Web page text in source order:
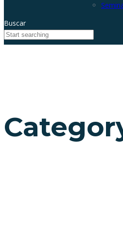
Buscar